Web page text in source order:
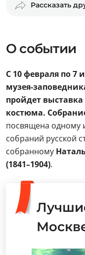
Рассказать
О событии
С 10 февраля по 7
музея-
пройдет
костюма.
посвящена одному
собраний русской
собранному
(1841–1904).